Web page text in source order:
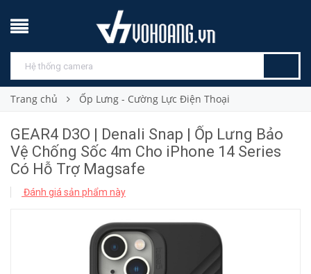
Trang chủ Ốp Lưng - Cường Lực Điện Thoại
GEAR4 D3O | Denali Snap | Ốp Lưng Bảo
Vệ Chống Sốc 4m Cho iPhone 14 Series
Có Hỗ Trợ Magsafe
Đánh giá sản phẩm này